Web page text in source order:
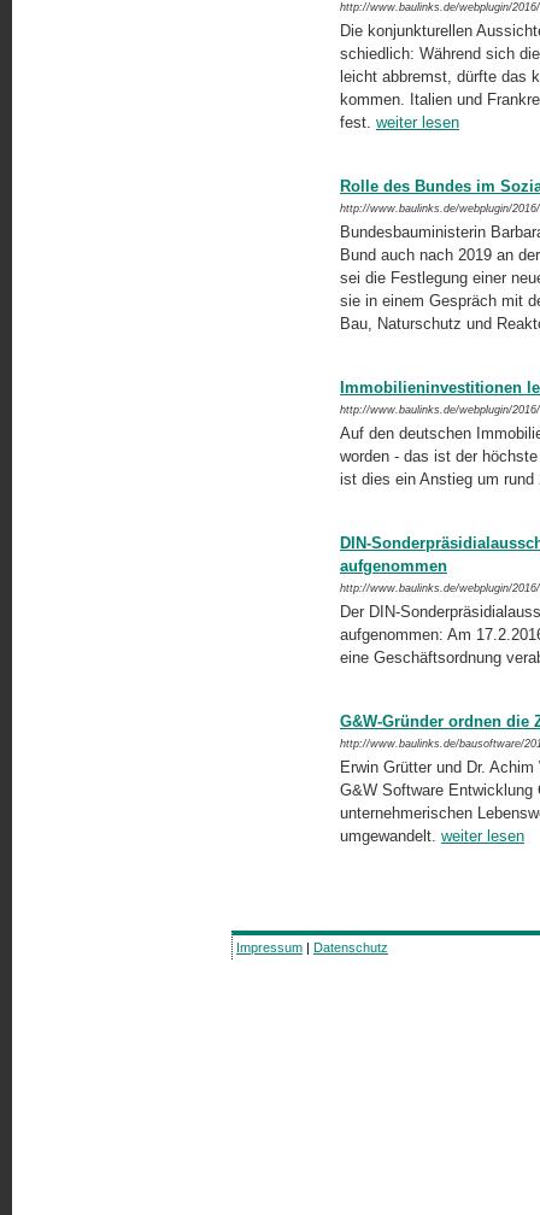
http://www.baulinks.de/webplugin/
Die konjunkturellen
schiedlich: Während sich
leicht abbremst, dürfte das
kommen. Italien und
fest. weiter lesen
Rolle des Bundes im
http://www.baulinks.de/webplugin/
Bundesbauministerin
Bund auch nach 2019 an
sei die Festlegung einer
sie in einem Gespräch mit
Bau, Natur­schutz und
Immobilieninvestitionen
http://www.baulinks.de/webplugin/
Auf den deutschen
worden - das ist der
ist dies ein Anstieg um
DIN-
aufgenommen
http://www.baulinks.de/webplugin/
Der DIN-
aufgenommen: Am
eine Geschäftsordnung
G&W-Gründer ordnen die
http://www.baulinks.de/bausoftware/
Erwin Grütter und Dr.
G&W Software Entwicklung
unternehmerischen
umgewandelt. weiter lesen
Impressum | Datenschutz